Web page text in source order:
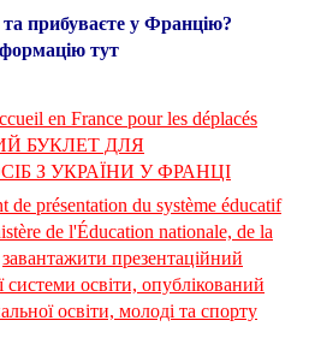
прибуваєте у Францію?
тут
en France pour les déplacés
БУКЛЕТ ДЛЯ
З УКРАЇНИ У ФРАНЦІ
de présentation du système éducatif
de l'Éducation nationale, de la
завантажити презентаційний
системи освіти, опублікований
освіти, молоді та спорту